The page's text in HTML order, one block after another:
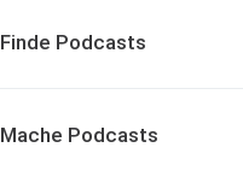
Finde Podcasts
Mache Podcasts